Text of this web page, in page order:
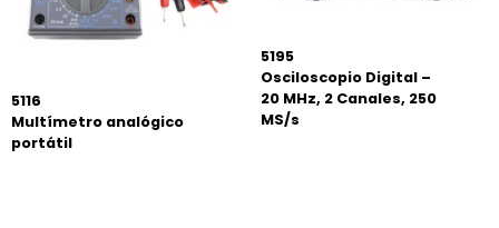
5116
Multímetro analógico
portátil
5195
Osciloscopio Digital –
20 MHz, 2 Canales, 250
MS/s